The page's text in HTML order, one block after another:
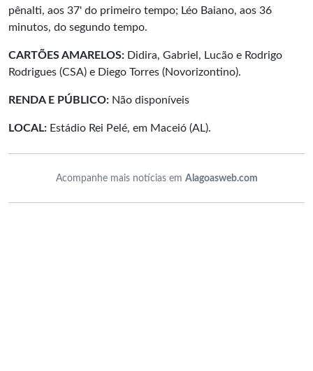
pênalti, aos 37' do primeiro tempo; Léo Baiano, aos 36
minutos, do segundo tempo.
CARTÕES AMARELOS: Didira, Gabriel, Lucão e Rodrigo
Rodrigues (CSA) e Diego Torres (Novorizontino).
RENDA E PÚBLICO: Não disponíveis
LOCAL: Estádio Rei Pelé, em Maceió (AL).
Acompanhe mais notícias em Alagoasweb.com